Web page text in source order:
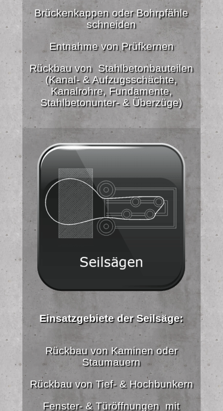
Brückenkappen oder Bohrpfähle
schneiden
Entnahme von Prüfkernen
Rückbau von Stahlbetonbauteilen
(Kanal- & Aufzugsschächte,
Kanalrohre, Fundamente,
Stahlbetonunter- & Überzüge)
Einsatzgebiete der Seilsäge:
Rückbau von Kaminen oder
Staumauern
Rückbau von Tief- & Hochbunkern
Fenster- & Türöffnungen mit